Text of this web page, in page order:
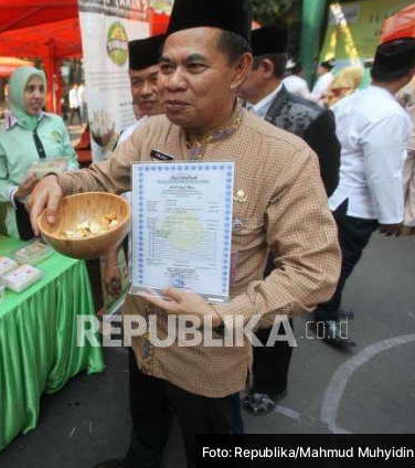
Foto: Republika/Mahmud Muhyidin